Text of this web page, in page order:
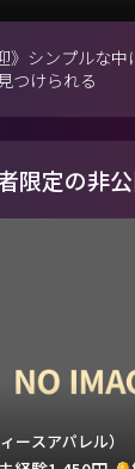
》シンプルな
つけられる
限定の非
ースアパレル）